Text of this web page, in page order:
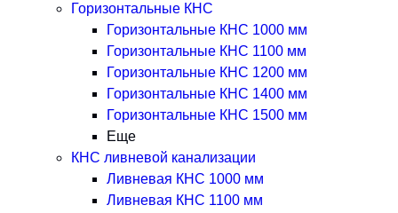
Горизонтальные КНС
Горизонтальные КНС 1000 мм
Горизонтальные КНС 1100 мм
Горизонтальные КНС 1200 мм
Горизонтальные КНС 1400 мм
Горизонтальные КНС 1500 мм
Еще
КНС ливневой канализации
Ливневая КНС 1000 мм
Ливневая КНС 1100 мм